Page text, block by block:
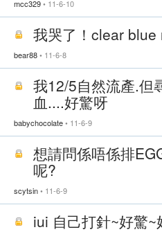
mcc329 11-6-10
我哭了！clear
bear88 11-6-8
我12/5自然流產.但
血....好驚呀
babychocolate 11-6-9
想請問係唔係排
呢?
scytsin 11-6-9
iui 自己打針~好驚~